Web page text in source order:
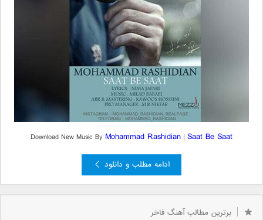
Download New Music By Mohammad Rashidian | Saat Be Saat
ادامه مطلب و دانلود
برترین مطالب آهنگ فاخر